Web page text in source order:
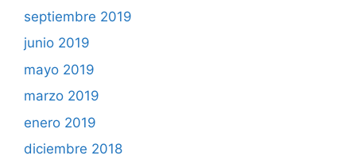
septiembre 2019
junio 2019
mayo 2019
marzo 2019
enero 2019
diciembre 2018